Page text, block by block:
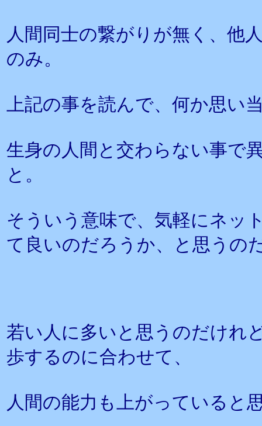
人間同士の繋がりが無く、他
のみ。
上記の事を読んで、何か思い
生身の人間と交わらない事で
と。
そういう意味で、気軽にネッ
て良いのだろうか、と思うの
若い人に多いと思うのだけれ
歩するのに合わせて、
人間の能力も上がっていると